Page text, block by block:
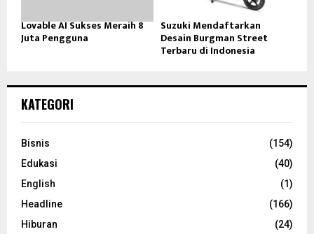
Lovable AI Sukses Meraih 8
Juta Pengguna
Suzuki Mendaftarkan
Desain Burgman Street
Terbaru di Indonesia
KATEGORI
Bisnis
(154)
Edukasi
(40)
English
(1)
Headline
(166)
Hiburan
(24)